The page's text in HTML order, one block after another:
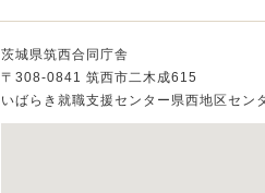
茨城県筑西合同庁舎
〒308-0841 筑西市二木成615
いばらき就職支援センター県西地区セン